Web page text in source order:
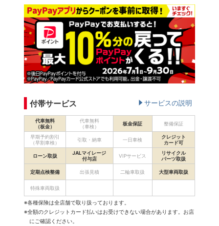
付帯サービス サービスの説明
代車無料
（板金）
代車無料
（車検）
板金保証 整備保証
早期予約割引
（早割車検）
引取・納車 一日車検
クレジット
カード可
ローン取扱
JALマイレージ
付与店
VIPサービス
リサイクル
パーツ取扱
定期点検整備 出張見積 二輪車取扱 大型車両取扱
特殊車両取扱
※各種保険は全店舗で取り扱っております。
※全額のクレジットカード払いはお受けできない場合があります。お店
にご確認ください。